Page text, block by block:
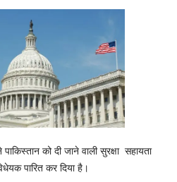
को दी जाने वाली सुरक्षा सहायता
पारित कर दिया है।